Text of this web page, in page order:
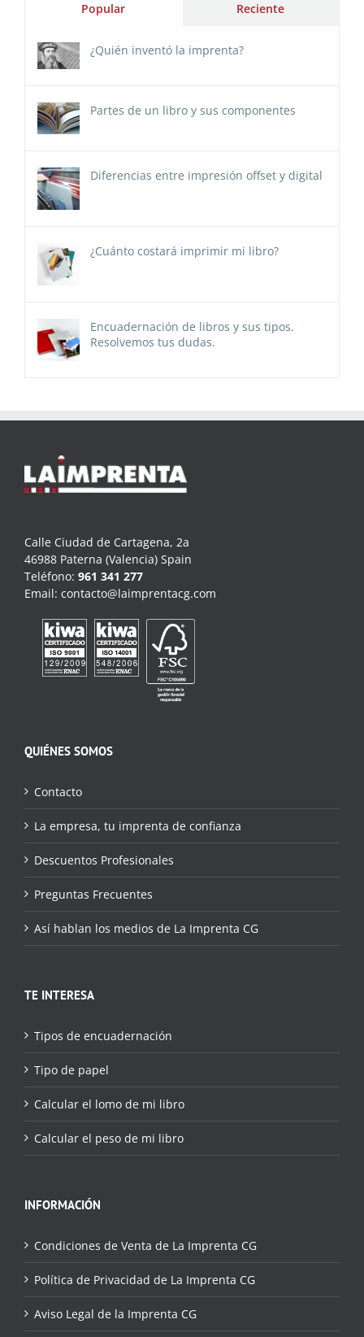
Popular Reciente
¿Quién inventó la imprenta?
Partes de un libro y sus componentes
Diferencias entre impresión offset y digital
¿Cuánto costará imprimir mi libro?
Encuadernación de libros y sus tipos.
Resolvemos tus dudas.
Calle Ciudad de Cartagena, 2a
46988 Paterna (Valencia) Spain
Teléfono: 961 341 277
Email: contacto@laimprentacg.com
QUIÉNES SOMOS
Contacto
La empresa, tu imprenta de confianza
Descuentos Profesionales
Preguntas Frecuentes
Así hablan los medios de La Imprenta CG
TE INTERESA
Tipos de encuadernación
Tipo de papel
Calcular el lomo de mi libro
Calcular el peso de mi libro
INFORMACIÓN
Condiciones de Venta de La Imprenta CG
Política de Privacidad de La Imprenta CG
Aviso Legal de la Imprenta CG